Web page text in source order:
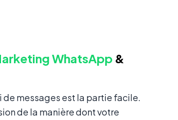
WhatsApp &
de messages est la partie facile.
de la manière dont votre